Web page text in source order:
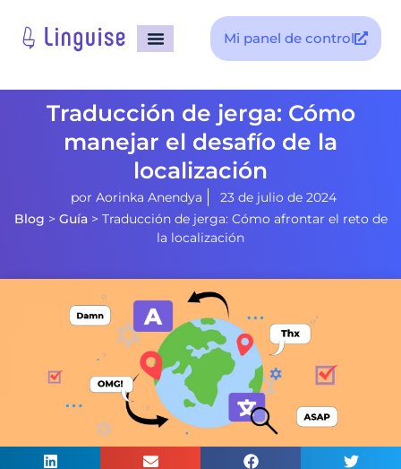
Mi panel de control
Traducción de jerga: Cómo
manejar el desafío de la
localización
por Aorinka Anendya
23 de julio de 2024
Blog > Guía> Traducción de jerga: Cómo afrontar el reto de
la localización